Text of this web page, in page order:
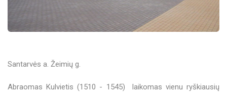
Santarvės a. Žeimių g.
Abraomas Kulvietis (1510 - 1545) laikomas vienu ryškiausių